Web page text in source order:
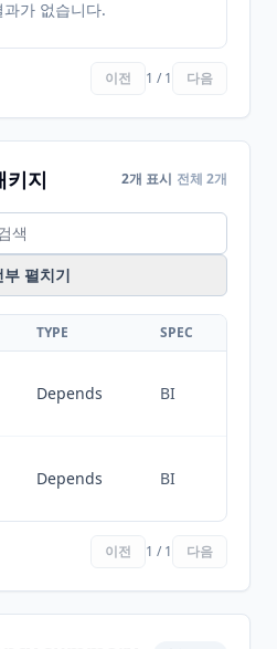
과가 없습니다.
이전 1 / 1 다음
키지 2개 표시 전체 2개
부 펼치기
TYPE SPEC
Depends BI
Depends BI
이전 1 / 1 다음